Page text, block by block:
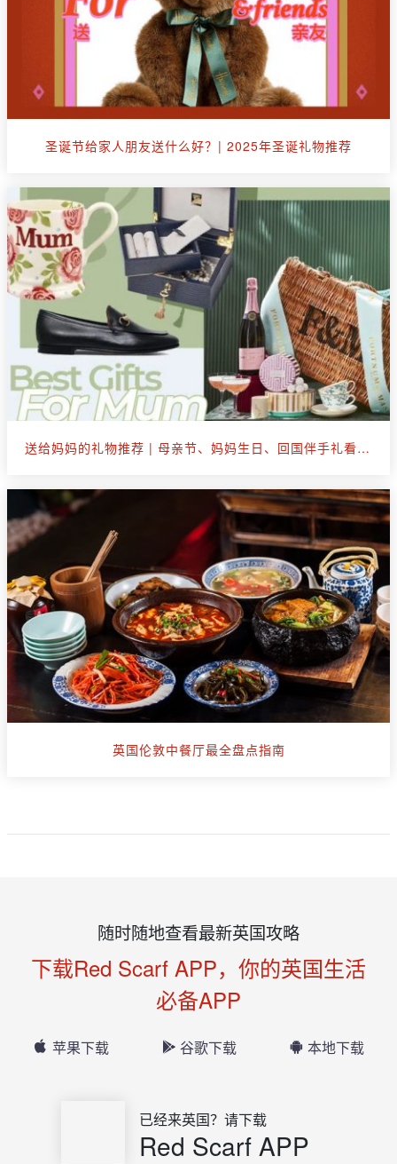
圣诞节给家人朋友送什么好？| 2025年圣诞礼物推荐
送给妈妈的礼物推荐 | 母亲节、妈妈生日、回国伴手礼看这篇就够了
英国伦敦中餐厅最全盘点指南
随时随地查看最新英国攻略
下载Red Scarf APP，你的英国生活
必备APP
苹果下载 谷歌下载 本地下载
已经来英国？请下载
Red Scarf APP